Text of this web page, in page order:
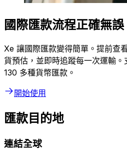
國際匯款流程正確無誤
Xe 讓國際匯款變得簡單。提前查
貨預估，並即時追蹤每一次運輸
130 多種貨幣匯款。
開始使用
匯款目的地
連結全球